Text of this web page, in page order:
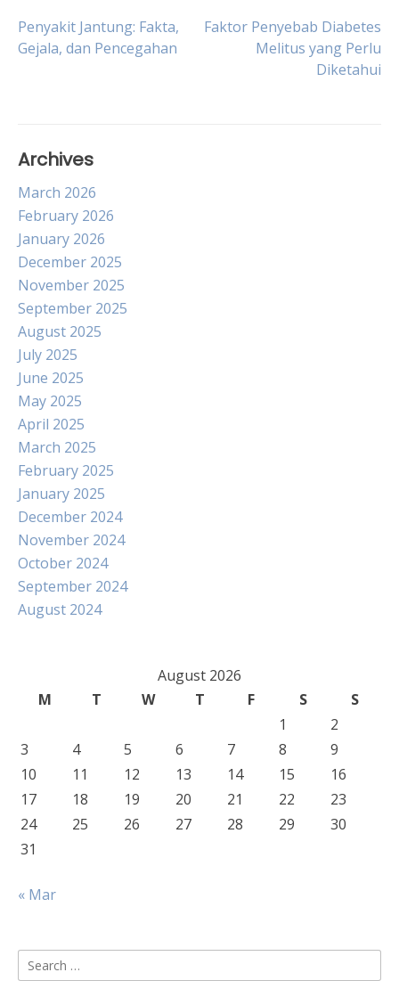
Post
Penyakit Jantung: Fakta,
Gejala, dan Pencegahan
Faktor Penyebab Diabetes
Melitus yang Perlu
Diketahui
Archives
March 2026
February 2026
January 2026
December 2025
November 2025
September 2025
August 2025
July 2025
June 2025
May 2025
April 2025
March 2025
February 2025
January 2025
December 2024
November 2024
October 2024
September 2024
August 2024
August 2026
M
T W T F S
S
1
2
3
4 5 6 7 8
9
10
11 12 13 14 15
16
17
18 19 20 21 22
23
24
25 26 27 28 29
30
31
« Mar
Search
for: